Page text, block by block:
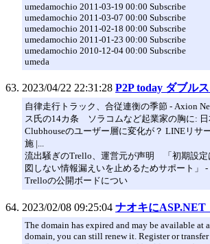
umedamochio 2011-03-19 00:00 Subscribe
umedamochio 2011-03-07 00:00 Subscribe
umedamochio 2011-02-18 00:00 Subscribe
umedamochio 2011-01-23 00:00 Subscribe
umedamochio 2010-12-04 00:00 Subscribe
umeda
2023/04/22 22:31:28 P2P today ダブル
自律走行トラック、合従連衡の季節 - Axion
ス氏の14カ条 ソラコムなど起業家の胸に: 日
Clubhouseのユーザー層に変化が？ LINEリサ
施 |...
流出騒ぎのTrello、運営元が声明 「初期設定
図しない情報漏えいを止めるためサポート」 -
Trelloの公開ボードについ
2023/02/08 09:25:04 ナオキにASP.NET
The domain has expired and may be available at
domain, you can still renew it. Register or